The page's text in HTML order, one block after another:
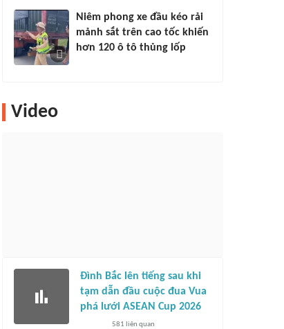
Niêm phong xe đầu kéo rải
mảnh sắt trên cao tốc khiến
hơn 120 ô tô thủng lốp
Video
Đình Bắc lên tiếng sau khi
tạm dẫn đầu cuộc đua Vua
phá lưới ASEAN Cup 2026
581 liên quan